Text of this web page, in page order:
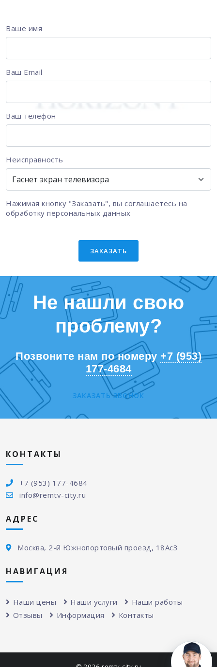
Ваше имя
Ваш Email
Ваш телефон
Неисправность
Нажимая кнопку "Заказать", вы соглашаетесь на
обработку персональных данных
ЗАКАЗАТЬ
Не нашли свою
проблему?
Позвоните нам по номеру +7 (953)
177-4684
ЗАКАЗАТЬ ЗВОНОК
КОНТАКТЫ
+7 (953) 177-4684
info@remtv-city.ru
АДРЕС
Москва, 2-й Южнопортовый проезд, 18Ас3
НАВИГАЦИЯ
Наши цены Наши услуги
Наши работы
Отзывы
Информация Контакты